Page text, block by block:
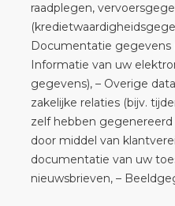
raadplegen,
Documentatie gegevens
Informatie van uw
gegevens), – Overige
zakelijke relaties (bijv.
zelf hebben
door middel van
documentatie van uw
nieuwsbrieven, –